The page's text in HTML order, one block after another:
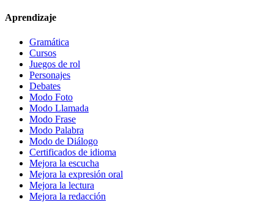
Aprendizaje
Gramática
Cursos
Juegos de rol
Personajes
Debates
Modo Foto
Modo Llamada
Modo Frase
Modo Palabra
Modo de Diálogo
Certificados de idioma
Mejora la escucha
Mejora la expresión oral
Mejora la lectura
Mejora la redacción